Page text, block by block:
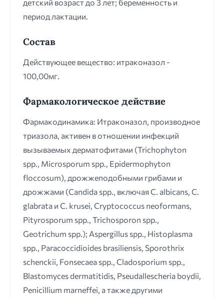
детский возраст до 3 лет; беременность и
период лактации.
Состав
Действующее вещество: итраконазол -
100,00мг.
Фармакологическое действие
Фармакодинамика: Итраконазол, производное
триазола, активен в отношении инфекций
вызываемых дерматофитами (Trichophyton
spp., Microsporum spp., Epidermophyton
floccosum), дрожжеподобными грибами и
дрожжами (Candida spp., включая C. albicans, C.
glabrata и C. krusei, Cryptococcus neoformans,
Pityrosporum spp., Trichosporon spp.,
Geotrichum spp.); Aspergillus spp., Histoplasma
spp., Paracoccidioides brasiliensis, Sporothrix
schenckii, Fonsecaea spp., Cladosporium spp.,
Blastomyces dermatitidis, Pseudallescheria boydii,
Penicillium marneffei, а также другими